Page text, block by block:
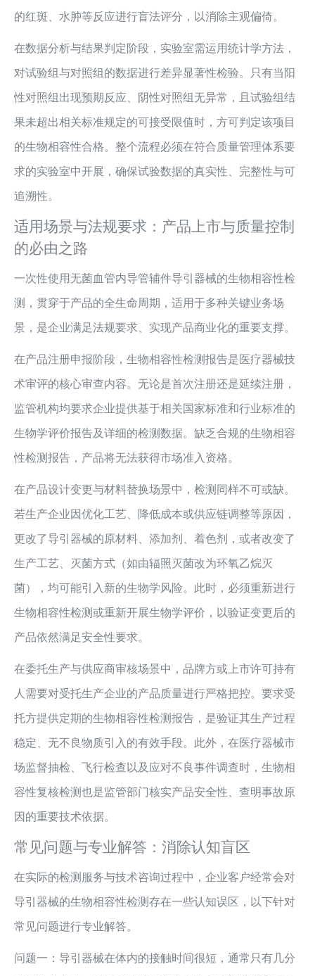
的红斑、水肿等反应进行盲法评分，以消除主观偏倚。
在数据分析与结果判定阶段，实验室需运用统计学方法，
对试验组与对照组的数据进行差异显著性检验。只有当阳
性对照组出现预期反应、阴性对照组无异常，且试验组结
果未超出相关标准规定的可接受限值时，方可判定该项目
的生物相容性合格。整个流程必须在符合质量管理体系要
求的实验室中开展，确保试验数据的真实性、完整性与可
追溯性。
适用场景与法规要求：产品上市与质量控制
的必由之路
一次性使用无菌血管内导管辅件导引器械的生物相容性检
测，贯穿于产品的全生命周期，适用于多种关键业务场
景，是企业满足法规要求、实现产品商业化的重要支撑。
在产品注册申报阶段，生物相容性检测报告是医疗器械技
术审评的核心审查内容。无论是首次注册还是延续注册，
监管机构均要求企业提供基于相关国家标准和行业标准的
生物学评价报告及详细的检测数据。缺乏合规的生物相容
性检测报告，产品将无法获得市场准入资格。
在产品设计变更与材料替换场景中，检测同样不可或缺。
若生产企业因优化工艺、降低成本或供应链调整等原因，
更改了导引器械的原材料、添加剂、着色剂，或者改变了
生产工艺、灭菌方式（如由辐照灭菌改为环氧乙烷灭
菌），均可能引入新的生物学风险。此时，必须重新进行
生物相容性检测或重新开展生物学评价，以验证变更后的
产品依然满足安全性要求。
在委托生产与供应商审核场景中，品牌方或上市许可持有
人需要对受托生产企业的产品质量进行严格把控。要求受
托方提供定期的生物相容性检测报告，是验证其生产过程
稳定、无不良物质引入的有效手段。此外，在医疗器械市
场监督抽检、飞行检查以及应对不良事件调查时，生物相
容性复核检测也是监管部门核实产品安全性、查明事故原
因的重要技术依据。
常见问题与专业解答：消除认知盲区
在实际的检测服务与技术咨询过程中，企业客户经常会对
导引器械的生物相容性检测存在一些认知误区，以下针对
常见问题进行专业解答。
问题一：导引器械在体内的接触时间很短，通常只有几分